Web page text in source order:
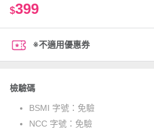
$399
※不適用優惠券
檢驗碼
BSMI 字號： 免驗
NCC 字號： 免驗